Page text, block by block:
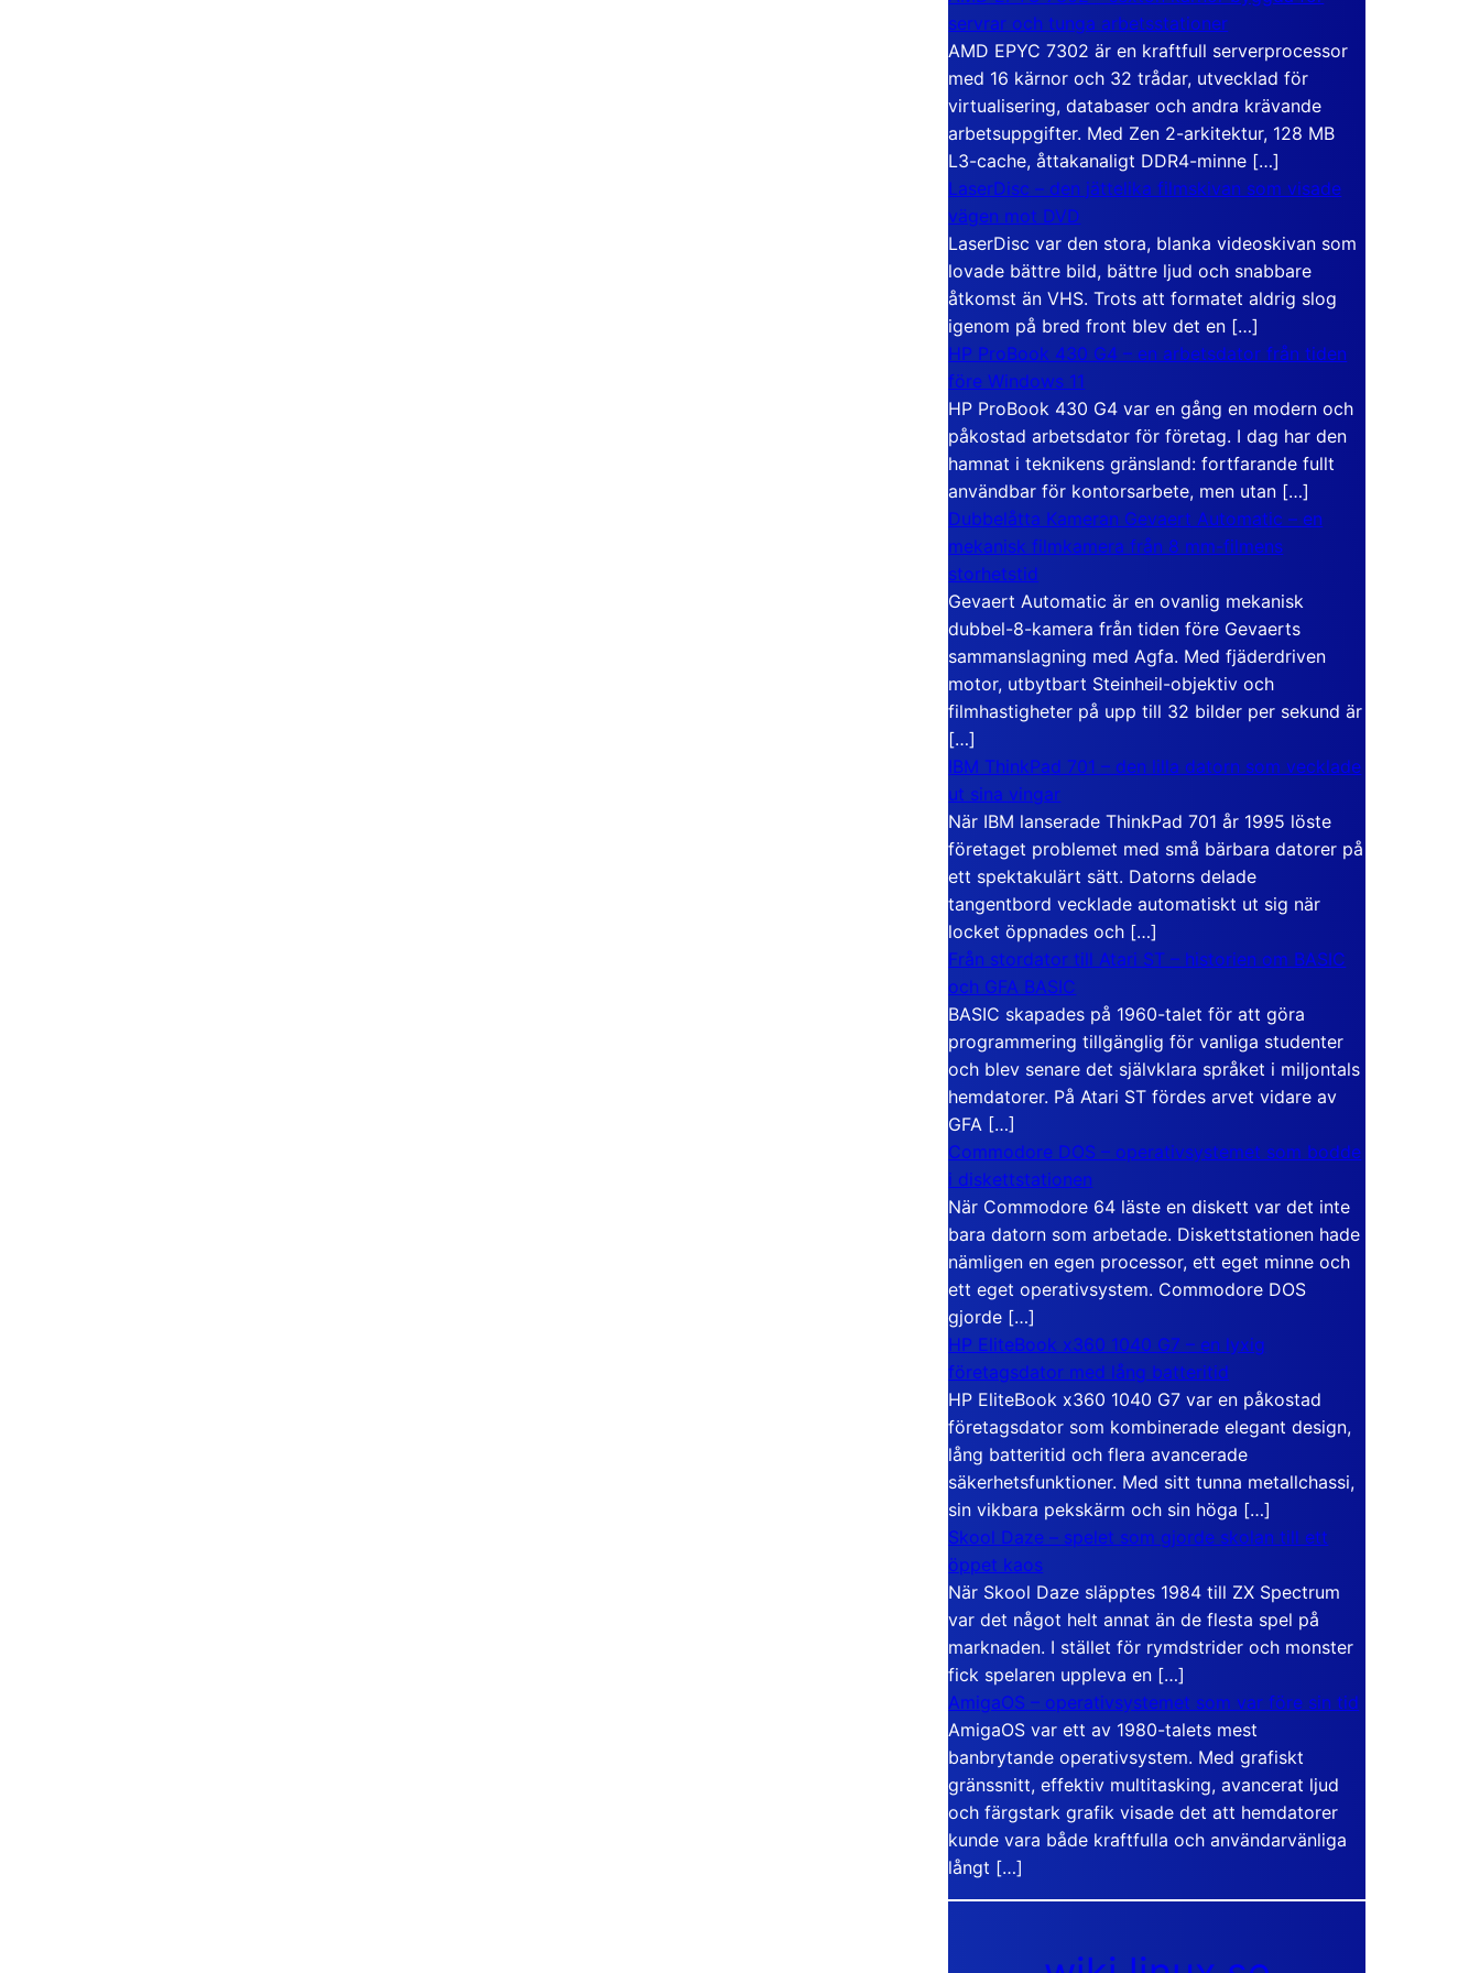
servrar och tunga arbetsstationer
AMD EPYC 7302 är en kraftfull serverprocessor
med 16 kärnor och 32 trådar, utvecklad för
virtualisering, databaser och andra krävande
arbetsuppgifter. Med Zen 2-arkitektur, 128 MB
L3-cache, åttakanaligt DDR4-minne […]
LaserDisc – den jättelika filmskivan som visade
vägen mot DVD
LaserDisc var den stora, blanka videoskivan som
lovade bättre bild, bättre ljud och snabbare
åtkomst än VHS. Trots att formatet aldrig slog
igenom på bred front blev det en […]
HP ProBook 430 G4 – en arbetsdator från tiden
före Windows 11
HP ProBook 430 G4 var en gång en modern och
påkostad arbetsdator för företag. I dag har den
hamnat i teknikens gränsland: fortfarande fullt
användbar för kontorsarbete, men utan […]
Dubbelåtta Kameran Gevaert Automatic – en
mekanisk filmkamera från 8 mm-filmens
storhetstid
Gevaert Automatic är en ovanlig mekanisk
dubbel-8-kamera från tiden före Gevaerts
sammanslagning med Agfa. Med fjäderdriven
motor, utbytbart Steinheil-objektiv och
filmhastigheter på upp till 32 bilder per sekund är
[…]
IBM ThinkPad 701 – den lilla datorn som vecklade
ut sina vingar
När IBM lanserade ThinkPad 701 år 1995 löste
företaget problemet med små bärbara datorer på
ett spektakulärt sätt. Datorns delade
tangentbord vecklade automatiskt ut sig när
locket öppnades och […]
Från stordator till Atari ST – historien om BASIC
och GFA BASIC
BASIC skapades på 1960-talet för att göra
programmering tillgänglig för vanliga studenter
och blev senare det självklara språket i miljontals
hemdatorer. På Atari ST fördes arvet vidare av
GFA […]
Commodore DOS – operativsystemet som bodde
i diskettstationen
När Commodore 64 läste en diskett var det inte
bara datorn som arbetade. Diskettstationen hade
nämligen en egen processor, ett eget minne och
ett eget operativsystem. Commodore DOS
gjorde […]
HP EliteBook x360 1040 G7 – en lyxig
företagsdator med lång batteritid
HP EliteBook x360 1040 G7 var en påkostad
företagsdator som kombinerade elegant design,
lång batteritid och flera avancerade
säkerhetsfunktioner. Med sitt tunna metallchassi,
sin vikbara pekskärm och sin höga […]
Skool Daze – spelet som gjorde skolan till ett
öppet kaos
När Skool Daze släpptes 1984 till ZX Spectrum
var det något helt annat än de flesta spel på
marknaden. I stället för rymdstrider och monster
fick spelaren uppleva en […]
AmigaOS – operativsystemet som var före sin tid
AmigaOS var ett av 1980-talets mest
banbrytande operativsystem. Med grafiskt
gränssnitt, effektiv multitasking, avancerat ljud
och färgstark grafik visade det att hemdatorer
kunde vara både kraftfulla och användarvänliga
långt […]